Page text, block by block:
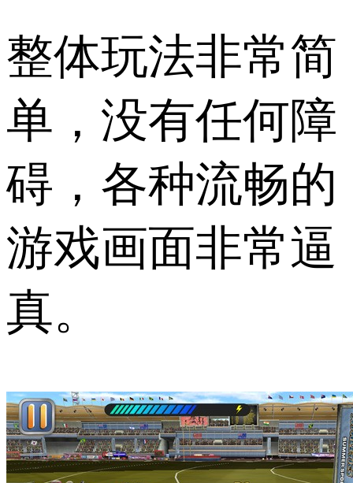
整体玩法非常简
单，没有任何障
碍，各种流畅的
游戏画面非常逼
真。